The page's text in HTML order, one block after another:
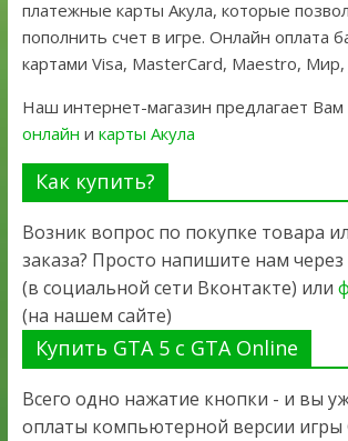
платежные карты Акула, которые
пополнить счет в игре. Онлайн оплата
картами Visa, MasterCard, Maestro, Мир,
Наш интернет-магазин предлагает Вам
онлайн и карты Акула
Как купить?
Возник вопрос по покупке товара
заказа? Просто напишите нам через
(в социальной сети Вконтакте) или
(на нашем сайте)
Купить GTA 5 с GTA Online
Всего одно нажатие кнопки - и вы
оплаты компьютерной версии игры